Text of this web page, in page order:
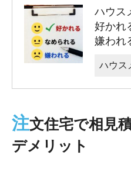
ハウス
好かれ
嫌われ
ハウス
注文住宅で相見
デメリット